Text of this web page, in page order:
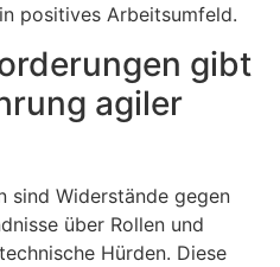
positives Arbeitsumfeld​.
gibt
agiler
sind Widerstände gegen
über Rollen und
Hürden. Diese